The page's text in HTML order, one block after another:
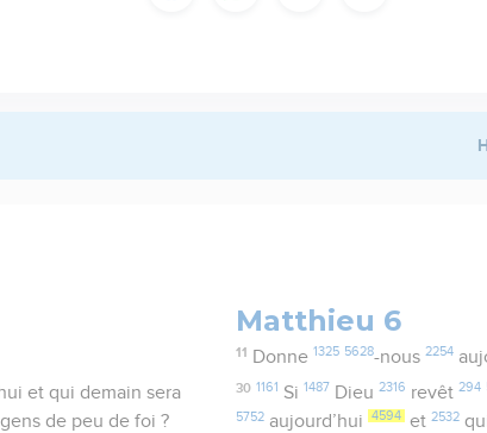
et qui demain sera
de peu de foi ?
Matthieu 6
11 Donne 1325 5628-nous 2254
30 1161 Si 1487 Dieu 2316 revêt 294
5752 aujourd’hui 4594 et2532